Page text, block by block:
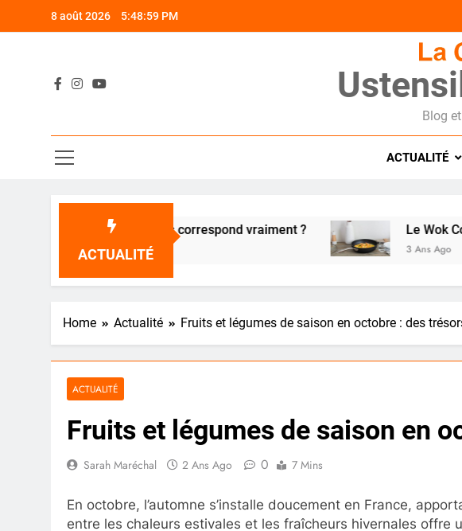
8 août 2026 5:49:00 PM
Blog
ACTUALITÉ
ACTUALITÉ
: quelle poêle vous correspond vraiment ? Le Wok Comment
3 Ans Ago
Home Actualité Fruits et légumes de saison en octobre : des
ACTUALITÉ
Fruits et légumes de saison en
Sarah Maréchal 2 Ans Ago 0 7 Mins
En octobre, l’automne s’installe doucement en France,
entre les chaleurs estivales et les fraîcheurs hivernales